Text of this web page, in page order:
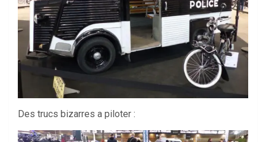
Des trucs bizarres a piloter :